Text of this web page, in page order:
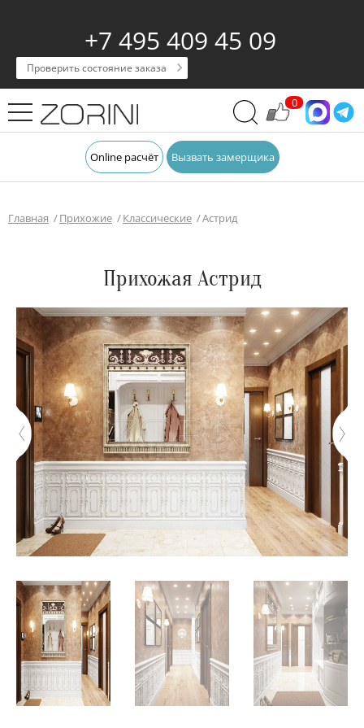
+7 495 409 45 09
Проверить состояние заказа
0
Online расчёт Вызвать замерщика
Главная Прихожие Классические Астрид
Прихожая Астрид